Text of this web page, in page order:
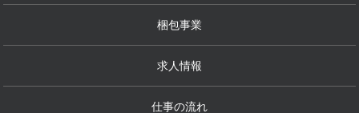
梱包事業
求人情報
仕事の流れ